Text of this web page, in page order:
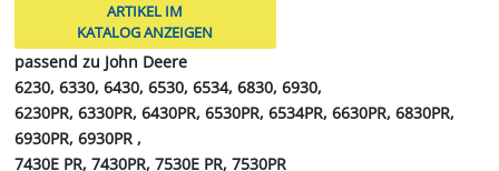
ARTIKEL IM
KATALOG ANZEIGEN
passend zu John Deere
6230, 6330, 6430, 6530, 6534, 6830, 6930,
6230PR, 6330PR, 6430PR, 6530PR, 6534PR, 6630PR, 6830PR,
6930PR, 6930PR ,
7430E PR, 7430PR, 7530E PR, 7530PR